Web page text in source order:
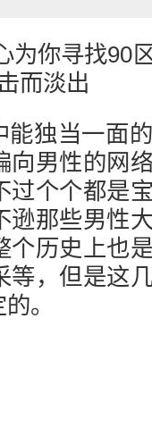
为你寻找90
而淡出
能独当一面
向男性的网
过个个都是
逊那些男性
个历史上也
等，但是这
。